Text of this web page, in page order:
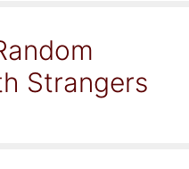
Strangers